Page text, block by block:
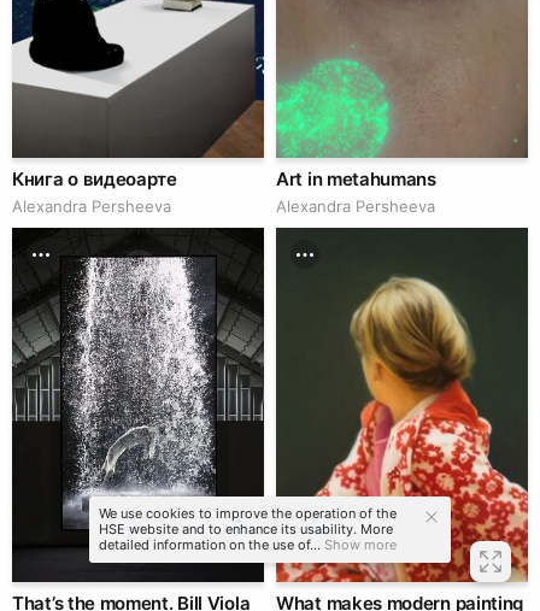
Книга о видеоарте
Alexandra Persheeva
Art in metahumans
Alexandra Persheeva
That’s the moment. Bill Viola What makes modern painting
We use cookies to improve the operation of the
HSE website and to enhance its usability. More
detailed information on the use of... Show more